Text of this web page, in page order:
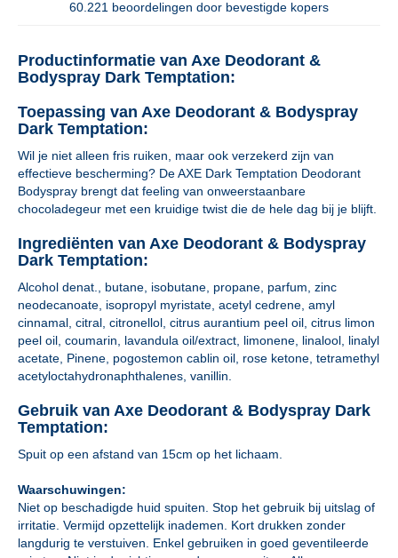
60.221 beoordelingen door bevestigde kopers
Productinformatie van Axe Deodorant &
Bodyspray Dark Temptation:
Toepassing van Axe Deodorant & Bodyspray
Dark Temptation:
Wil je niet alleen fris ruiken, maar ook verzekerd zijn van
effectieve bescherming? De AXE Dark Temptation Deodorant
Bodyspray brengt dat feeling van onweerstaanbare
chocoladegeur met een kruidige twist die de hele dag bij je blijft.
Ingrediënten van Axe Deodorant & Bodyspray
Dark Temptation:
Alcohol denat., butane, isobutane, propane, parfum, zinc
neodecanoate, isopropyl myristate, acetyl cedrene, amyl
cinnamal, citral, citronellol, citrus aurantium peel oil, citrus limon
peel oil, coumarin, lavandula oil/extract, limonene, linalool, linalyl
acetate, Pinene, pogostemon cablin oil, rose ketone, tetramethyl
acetyloctahydronaphthalenes, vanillin.
Gebruik van Axe Deodorant & Bodyspray Dark
Temptation:
Spuit op een afstand van 15cm op het lichaam.
Waarschuwingen:
Niet op beschadigde huid spuiten. Stop het gebruik bij uitslag of
irritatie. Vermijd opzettelijk inademen. Kort drukken zonder
langdurig te verstuiven. Enkel gebruiken in goed geventileerde